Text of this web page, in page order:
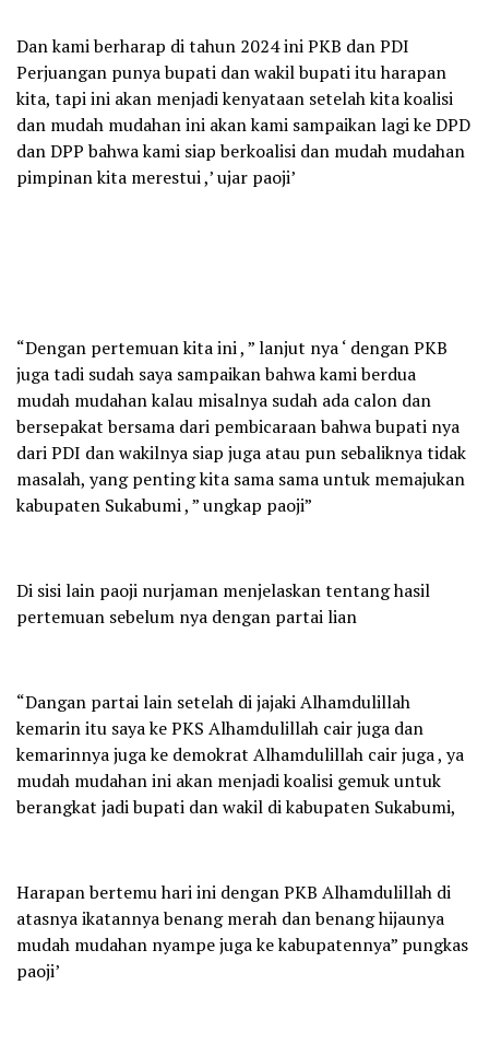
Dan kami berharap di tahun 2024 ini PKB dan PDI
Perjuangan punya bupati dan wakil bupati itu harapan
kita, tapi ini akan menjadi kenyataan setelah kita koalisi
dan mudah mudahan ini akan kami sampaikan lagi ke DPD
dan DPP bahwa kami siap berkoalisi dan mudah mudahan
pimpinan kita merestui ,’ ujar paoji’
“Dengan pertemuan kita ini , ” lanjut nya ‘ dengan PKB
juga tadi sudah saya sampaikan bahwa kami berdua
mudah mudahan kalau misalnya sudah ada calon dan
bersepakat bersama dari pembicaraan bahwa bupati nya
dari PDI dan wakilnya siap juga atau pun sebaliknya tidak
masalah, yang penting kita sama sama untuk memajukan
kabupaten Sukabumi , ” ungkap paoji”
Di sisi lain paoji nurjaman menjelaskan tentang hasil
pertemuan sebelum nya dengan partai lian
“Dangan partai lain setelah di jajaki Alhamdulillah
kemarin itu saya ke PKS Alhamdulillah cair juga dan
kemarinnya juga ke demokrat Alhamdulillah cair juga , ya
mudah mudahan ini akan menjadi koalisi gemuk untuk
berangkat jadi bupati dan wakil di kabupaten Sukabumi,
Harapan bertemu hari ini dengan PKB Alhamdulillah di
atasnya ikatannya benang merah dan benang hijaunya
mudah mudahan nyampe juga ke kabupatennya” pungkas
paoji’